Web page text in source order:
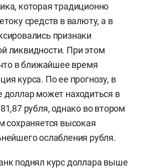
которая традиционно
средств в валюту, а в
признаки
ликвидности. При этом
в ближайшее время
курса. По ее прогнозу, в
доллар может находиться в
рубля, однако во втором
сохраняется высокая
ослабления рубля.
поднял курс доллара выше